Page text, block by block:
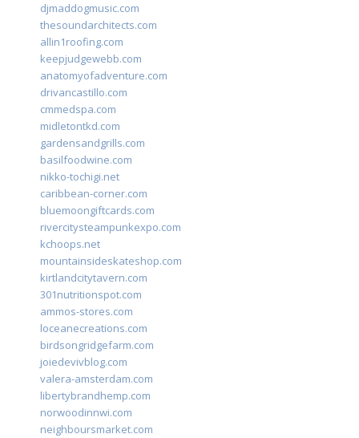
djmaddogmusic.com
thesoundarchitects.com
allin1roofing.com
keepjudgewebb.com
anatomyofadventure.com
drivancastillo.com
cmmedspa.com
midletontkd.com
gardensandgrills.com
basilfoodwine.com
nikko-tochigi.net
caribbean-corner.com
bluemoongiftcards.com
rivercitysteampunkexpo.com
kchoops.net
mountainsideskateshop.com
kirtlandcitytavern.com
301nutritionspot.com
ammos-stores.com
loceanecreations.com
birdsongridgefarm.com
joiedevivblog.com
valera-amsterdam.com
libertybrandhemp.com
norwoodinnwi.com
neighboursmarket.com